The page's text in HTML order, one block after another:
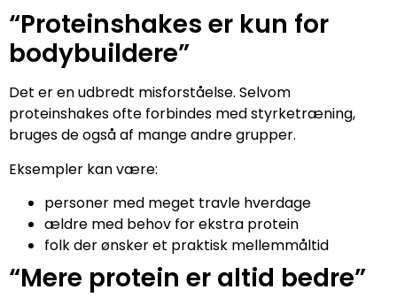
“Proteinshakes er kun for
bodybuildere”
Det er en udbredt misforståelse. Selvom
proteinshakes ofte forbindes med styrketræning,
bruges de også af mange andre grupper.
Eksempler kan være:
personer med meget travle hverdage
ældre med behov for ekstra protein
folk der ønsker et praktisk mellemmåltid
“Mere protein er altid bedre”